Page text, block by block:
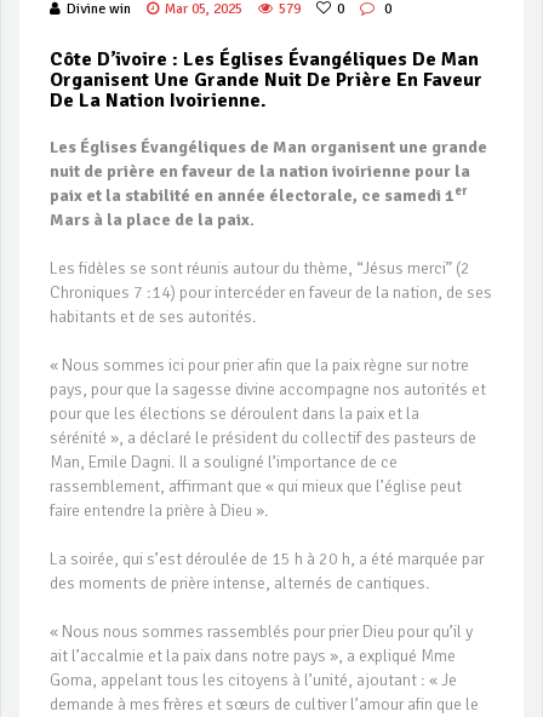
Divine win Mar 05, 2025 579 0 0
Côte D’ivoire : Les Églises Évangéliques De Man
Organisent Une Grande Nuit De Prière En Faveur
De La Nation Ivoirienne.
Les Églises Évangéliques de Man organisent une grande
nuit de prière en faveur de la nation ivoirienne pour la
paix et la stabilité en année électorale, ce samedi 1er
Mars à la place de la paix.
Les fidèles se sont réunis autour du thème, “Jésus merci” (2
Chroniques 7 :14) pour intercéder en faveur de la nation, de ses
habitants et de ses autorités.
« Nous sommes ici pour prier afin que la paix règne sur notre
pays, pour que la sagesse divine accompagne nos autorités et
pour que les élections se déroulent dans la paix et la
sérénité », a déclaré le président du collectif des pasteurs de
Man, Emile Dagni. Il a souligné l’importance de ce
rassemblement, affirmant que « qui mieux que l’église peut
faire entendre la prière à Dieu ».
La soirée, qui s’est déroulée de 15 h à 20 h, a été marquée par
des moments de prière intense, alternés de cantiques.
« Nous nous sommes rassemblés pour prier Dieu pour qu’il y
ait l’accalmie et la paix dans notre pays », a expliqué Mme
Goma, appelant tous les citoyens à l’unité, ajoutant : « Je
demande à mes frères et sœurs de cultiver l’amour afin que le